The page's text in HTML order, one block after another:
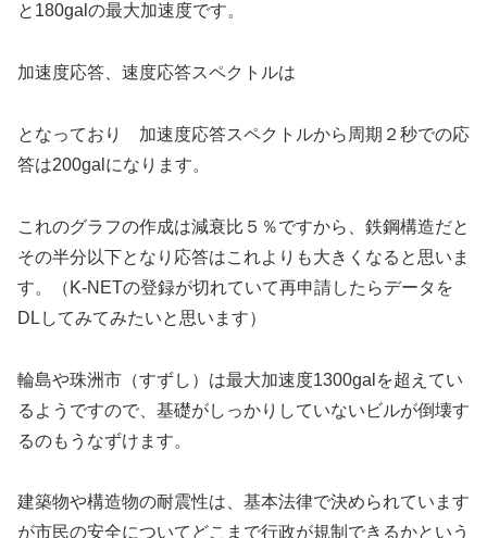
と180galの最大加速度です。
加速度応答、速度応答スペクトルは
となっており 加速度応答スペクトルから周期２秒での応
答は200galになります。
これのグラフの作成は減衰比５％ですから、鉄鋼構造だと
その半分以下となり応答はこれよりも大きくなると思いま
す。（K-NETの登録が切れていて再申請したらデータを
DLしてみてみたいと思います）
輪島や珠洲市（すずし）は最大加速度1300galを超えてい
るようですので、基礎がしっかりしていないビルが倒壊す
るのもうなずけます。
建築物や構造物の耐震性は、基本法律で決められています
が市民の安全についてどこまで行政が規制できるかという